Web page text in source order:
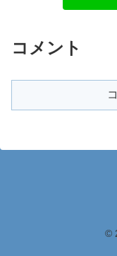
コメント
©